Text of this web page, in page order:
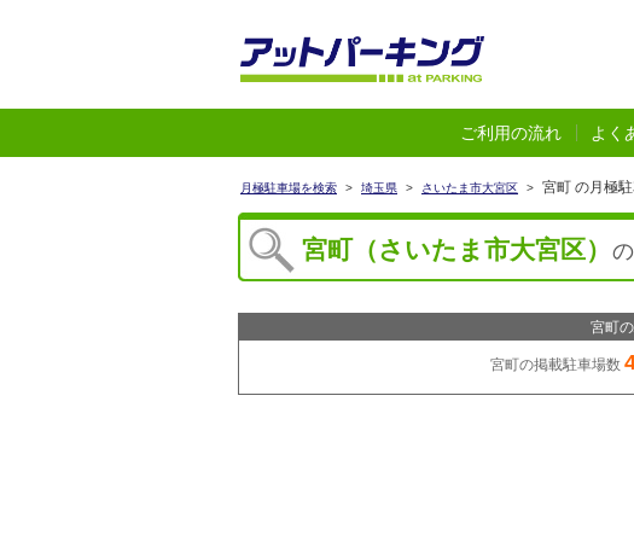
ご利用の流れ よく
月極駐車場を検索 > 埼玉県 > さいたま市大宮区 > 宮町 の月極
宮町（さいたま市大宮区） の
宮町
宮町の掲載駐車場数